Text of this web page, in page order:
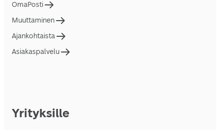
OmaPosti
Muuttaminen
Ajankohtaista
Asiakaspalvelu
Yrityksille